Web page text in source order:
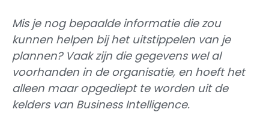
Mis je nog bepaalde informatie die zou
kunnen helpen bij het uitstippelen van je
plannen? Vaak zijn die gegevens wel al
voorhanden in de organisatie, en hoeft het
alleen maar opgediept te worden uit de
kelders van Business Intelligence.